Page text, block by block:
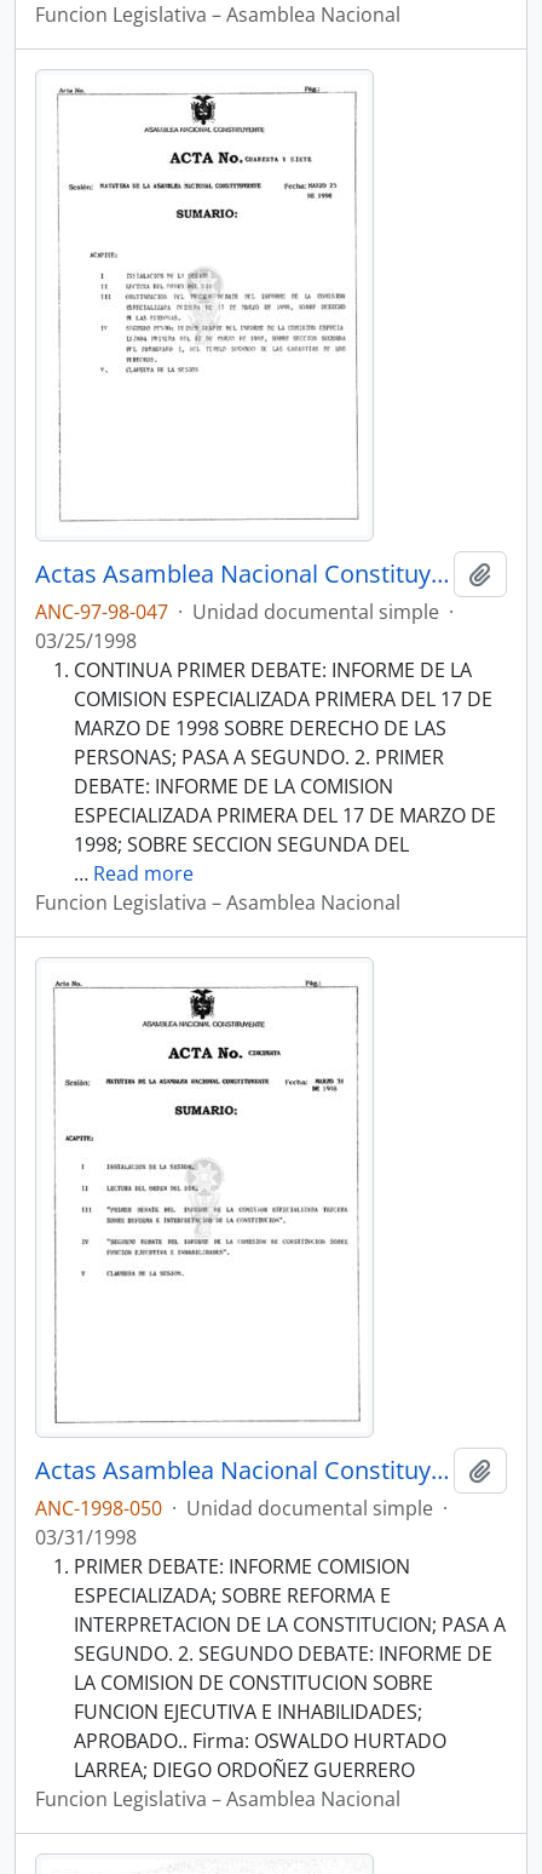
Funcion Legislativa – Asamblea Nacional
Actas Asamblea Nacional Constituyente 97-98
ANC-97-98-047 · Unidad documental simple ·
03/25/1998
CONTINUA PRIMER DEBATE: INFORME DE LA
COMISION ESPECIALIZADA PRIMERA DEL 17 DE
MARZO DE 1998 SOBRE DERECHO DE LAS
PERSONAS; PASA A SEGUNDO. 2. PRIMER
DEBATE: INFORME DE LA COMISION
ESPECIALIZADA PRIMERA DEL 17 DE MARZO DE
1998; SOBRE SECCION SEGUNDA DEL
… Read more
Funcion Legislativa – Asamblea Nacional
Actas Asamblea Nacional Constituyente 97-98
ANC-1998-050 · Unidad documental simple ·
03/31/1998
PRIMER DEBATE: INFORME COMISION
ESPECIALIZADA; SOBRE REFORMA E
INTERPRETACION DE LA CONSTITUCION; PASA A
SEGUNDO. 2. SEGUNDO DEBATE: INFORME DE
LA COMISION DE CONSTITUCION SOBRE
FUNCION EJECUTIVA E INHABILIDADES;
APROBADO.. Firma: OSWALDO HURTADO
LARREA; DIEGO ORDOÑEZ GUERRERO
Funcion Legislativa – Asamblea Nacional